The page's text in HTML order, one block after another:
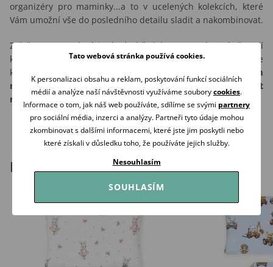
organizéry pro maminky...a to v ucelených kolekcích, které
Vám umožní vše do posledního detailu sladit a nakombinovat.
Založena na malosériové výrobě, kde na prvním místě stojí
kvalita a bezpečnost. Pro výrobu jsou používány pouze vysoce
kvalitní a certifikované materiály. To zaručuje, že
Vám i Vašim
nejmenším budou produkty Makaszka sloužit a dělat
radost po dlouhou dobu...!!!
Podobné produkty
Tato webová stránka používá cookies.
K personalizaci obsahu a reklam, poskytování funkcí sociálních
médií a analýze naší návštěvnosti využíváme souborycookies.
Informace o tom, jak náš web používáte, sdílíme se svými partnery
pro sociální média, inzerci a analýzy. Partneři tyto údaje mohou
zkombinovat s dalšími informacemi, které jste jim poskytli nebo
které získali v důsledku toho, že používáte jejich služby.
Nesouhlasím
SOUHLASÍM